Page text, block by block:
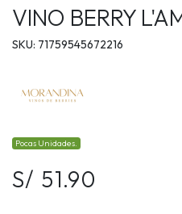
VINO BERRY
SKU: 71759545672216
Pocas Unidades.
S/ 51.90